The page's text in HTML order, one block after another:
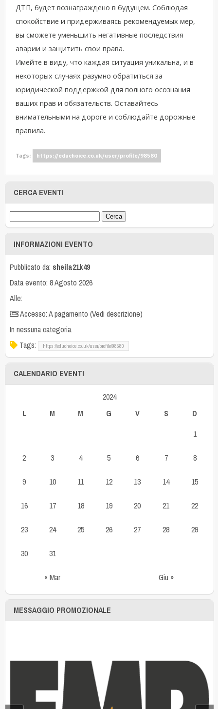
ДТП, будет вознаграждено в будущем. Соблюдая
спокойствие и придерживаясь рекомендуемых мер,
вы сможете уменьшить негативные последствия
аварии и защитить свои права.
Имейте в виду, что каждая ситуация уникальна, и в
некоторых случаях разумно обратиться за
юридической поддержкой для полного осознания
ваших прав и обязательств. Оставайтесь
внимательными на дороге и соблюдайте дорожные
правила.
Tags: https://educhoice.co.uk/user/profile/98580
CERCA EVENTI
INFORMAZIONI EVENTO
Pubblicato da: sheila21k49
Data evento: 8 Agosto 2026
Alle:
Accesso: A pagamento (Vedi descrizione)
In nessuna categoria.
Tags:
https://educhoice.co.uk/user/profile/98580
CALENDARIO EVENTI
2024
L
M M G V S D
« Mar Giu »
1
2 3 4 5 6 7 8
9 10 11 12 13 14 15
16 17 18 19 20 21 22
23 24 25 26 27 28 29
30 31
MESSAGGIO PROMOZIONALE